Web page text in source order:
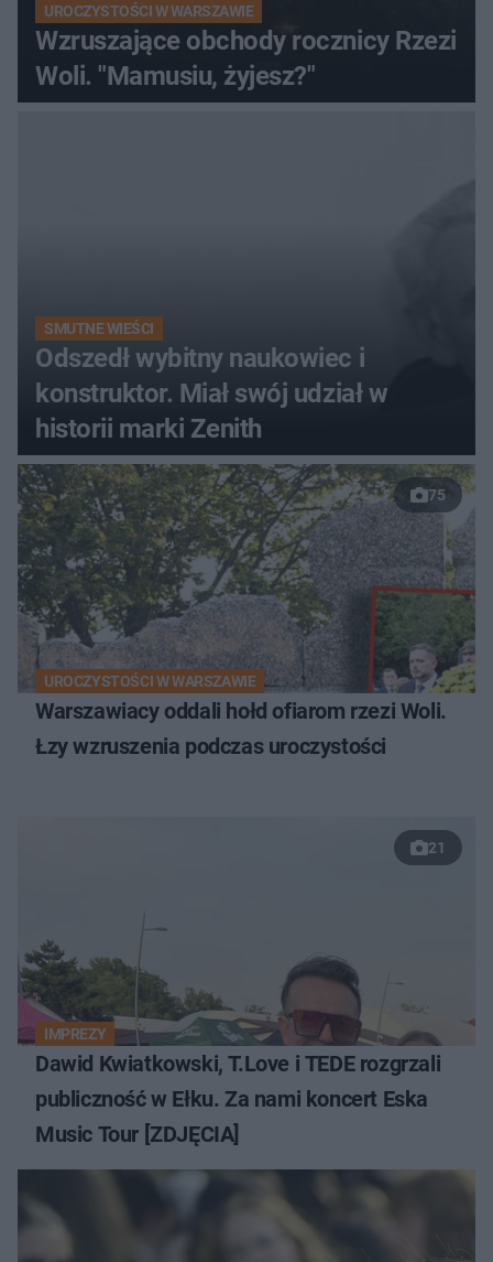
UROCZYSTOŚCI W WARSZAWIE
Wzruszające obchody rocznicy Rzezi
Woli. "Mamusiu, żyjesz?"
SMUTNE WIEŚCI
Odszedł wybitny naukowiec i
konstruktor. Miał swój udział w
historii marki Zenith
75
UROCZYSTOŚCI W WARSZAWIE
Warszawiacy oddali hołd ofiarom rzezi Woli.
Łzy wzruszenia podczas uroczystości
21
IMPREZY
Dawid Kwiatkowski, T.Love i TEDE rozgrzali
publiczność w Ełku. Za nami koncert Eska
Music Tour [ZDJĘCIA]